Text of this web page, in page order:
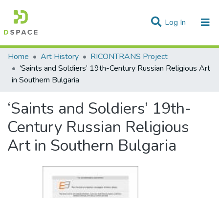
Log In (current)
Statistics
Communities & Collections
Home Art History
RICONTRANS Project
‘Saints and Soldiers’ 19th-Century Russian Religious Art
in Southern Bulgaria
‘Saints and Soldiers’ 19th-
Century Russian Religious
Art in Southern Bulgaria